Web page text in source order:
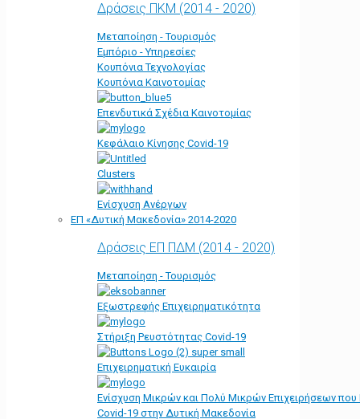
Δράσεις ΠΚΜ (2014 - 2020)
Μεταποίηση - Τουρισμός
Εμπόριο - Υπηρεσίες
Κουπόνια Τεχνολογίας
Κουπόνια Καινοτομίας
Επενδυτικά Σχέδια Καινοτομίας
Κεφάλαιο Κίνησης Covid-19
Clusters
Ενίσχυση Ανέργων
ΕΠ «Δυτική Μακεδονία» 2014-2020
Δράσεις ΕΠ ΠΔΜ (2014 - 2020)
Μεταποίηση - Τουρισμός
Εξωστρεφής Επιχειρηματικότητα
Στήριξη Ρευστότητας Covid-19
Επιχειρηματική Ευκαιρία
Ενίσχυση Μικρών και Πολύ Μικρών Επιχειρήσεων
Covid-19 στην Δυτική Μακεδονία